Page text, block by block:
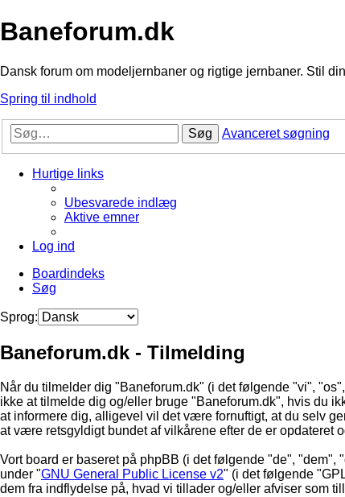
Baneforum.dk
Dansk forum om modeljernbaner og rigtige jernbaner. Stil
Spring til indhold
Søg Avanceret søgning
Hurtige links
Ubesvarede indlæg
Aktive emner
Log ind
Boardindeks
Søg
Sprog:
Baneforum.dk - Tilmelding
Når du tilmelder dig "Baneforum.dk" (i det følgende "vi",
ikke at tilmelde dig og/eller bruge "Baneforum.dk", hvis du
at informere dig, alligevel vil det være fornuftigt, at du selv
at være retsgyldigt bundet af vilkårene efter de er opdateret
Vort board er baseret på phpBB (i det følgende "de",
under "GNU General Public License v2" (i det følgende
dem fra indflydelse på, hvad vi tillader og/eller afviser som